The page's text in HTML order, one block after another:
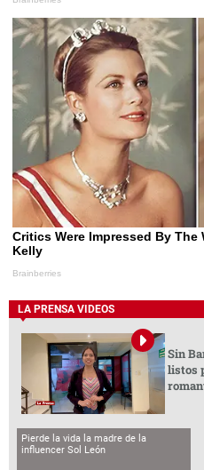
LA PRENSA VIDEOS
Sin
listos
Pierde la vida la madre de la
influencer Sol León